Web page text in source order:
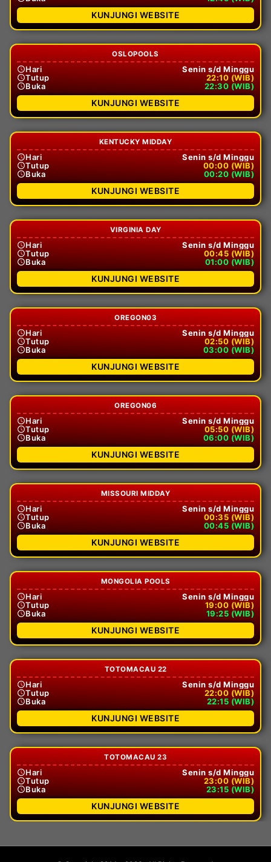
KUNJUNGI WEBSITE
OSLOPOOLS
Hari
Senin s/d Minggu
Tutup
22:10 (WIB)
Buka
22:30 (WIB)
KUNJUNGI WEBSITE
KENTUCKY MIDDAY
Hari
Senin s/d Minggu
Tutup
00:00 (WIB)
Buka
00:20 (WIB)
KUNJUNGI WEBSITE
VIRGINIA DAY
Hari
Senin s/d Minggu
Tutup
00:45 (WIB)
Buka
01:00 (WIB)
KUNJUNGI WEBSITE
OREGON03
Hari
Senin s/d Minggu
Tutup
02:50 (WIB)
Buka
03:00 (WIB)
KUNJUNGI WEBSITE
OREGON06
Hari
Senin s/d Minggu
Tutup
05:50 (WIB)
Buka
06:00 (WIB)
KUNJUNGI WEBSITE
MISSOURI MIDDAY
Hari
Senin s/d Minggu
Tutup
00:35 (WIB)
Buka
00:45 (WIB)
KUNJUNGI WEBSITE
MONGOLIA POOLS
Hari
Senin s/d Minggu
Tutup
19:00 (WIB)
Buka
19:25 (WIB)
KUNJUNGI WEBSITE
TOTOMACAU 22
Hari
Senin s/d Minggu
Tutup
22:00 (WIB)
Buka
22:15 (WIB)
KUNJUNGI WEBSITE
TOTOMACAU 23
Hari
Senin s/d Minggu
Tutup
23:00 (WIB)
Buka
23:15 (WIB)
KUNJUNGI WEBSITE